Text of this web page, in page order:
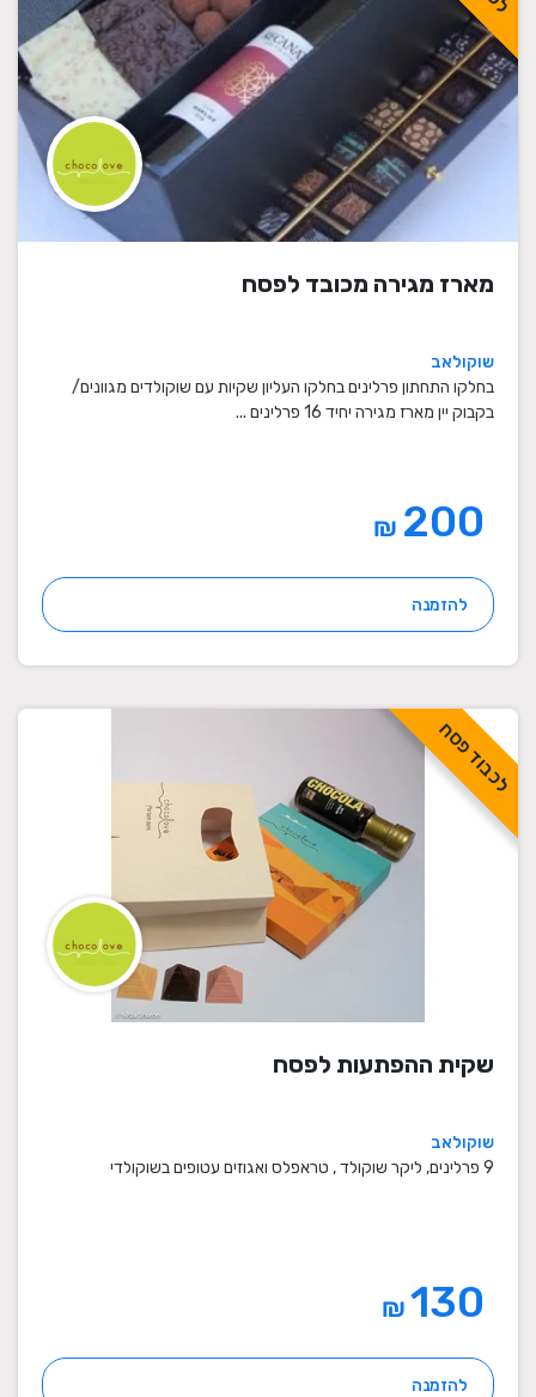
מארז מגירה מכובד לפסח
שוקולאב
בחלקו התחתון פרלינים בחלקו העליון שקיות עם שוקולדים מגוונים/
בקבוק יין מארז מגירה יחיד 16 פרלינים ...
₪
להזמנה
לכבוד פסח
שקית ההפתעות לפסח
שוקולאב
9 פרלינים, ליקר שוקולד , טראפלס ואגוזים עטופים בשוקולדי
₪
להזמנה